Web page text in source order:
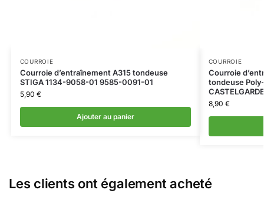
COURROIE
Courroie d’entraînement A315 tondeuse
STIGA 1134-9058-01 9585-0091-01
5,90 €
Ajouter au panier
COURROIE
Courroie
tondeuse
8,90 €
Les clients ont également acheté